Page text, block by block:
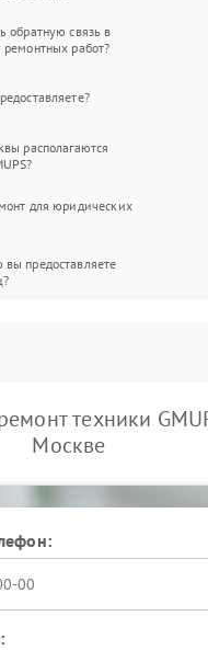
обратную связь в
работ?
располагаются
для юридических
предоставляете
техники
Москве